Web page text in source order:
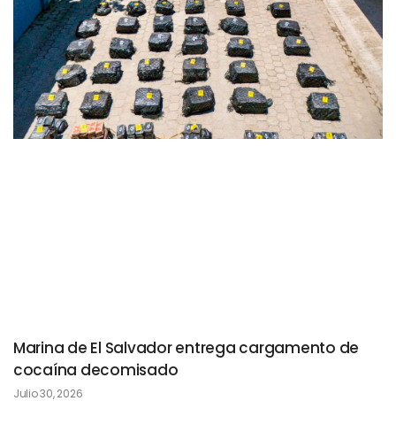
Marina de El Salvador entrega cargamento de
cocaína decomisado
Julio 30, 2026